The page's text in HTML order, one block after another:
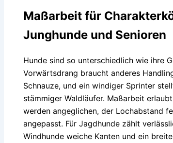
Maßarbeit für
Junghunde und Senioren
Hunde sind so unterschiedlich wie ihre
Vorwärtsdrang braucht anderes
Schnauze, und ein windiger Sprinter
stämmiger Waldläufer. Maßarbeit
werden angeglichen, der Lochabstand
angepasst. Für Jagdhunde zählt
Windhunde weiche Kanten und ein